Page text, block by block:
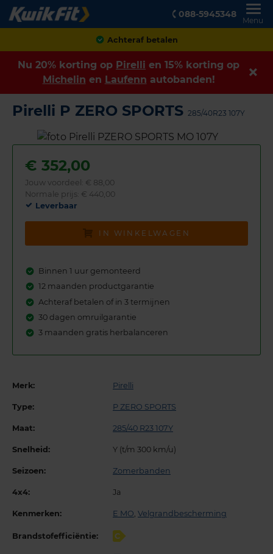
088-5945348
Menu
Achteraf betalen
Nu 20% korting op Pirelli en 15% korting op
Michelin en Laufenn autobanden!
Pirelli P ZERO SPORTS 285/40R23 107Y
€ 352,00
Jouw voordeel: € 88,00
Normale prijs: € 440,00
Leverbaar
IN WINKELWAGEN
Binnen 1 uur gemonteerd
12 maanden productgarantie
Achteraf betalen of in 3 termijnen
30 dagen omruilgarantie
3 maanden gratis herbalanceren
Merk: Pirelli
Type: P ZERO SPORTS
Maat: 285/40 R23 107Y
Snelheid: Y (t/m 300 km/u)
Seizoen: Zomerbanden
4x4: Ja
Kenmerken: E MO Velgrandbescherming
Brandstofefficiëntie: C